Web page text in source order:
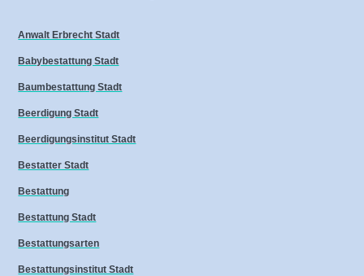
Anwalt Erbrecht Stadt
Babybestattung Stadt
Baumbestattung Stadt
Beerdigung Stadt
Beerdigungsinstitut Stadt
Bestatter Stadt
Bestattung
Bestattung Stadt
Bestattungsarten
Bestattungsinstitut Stadt